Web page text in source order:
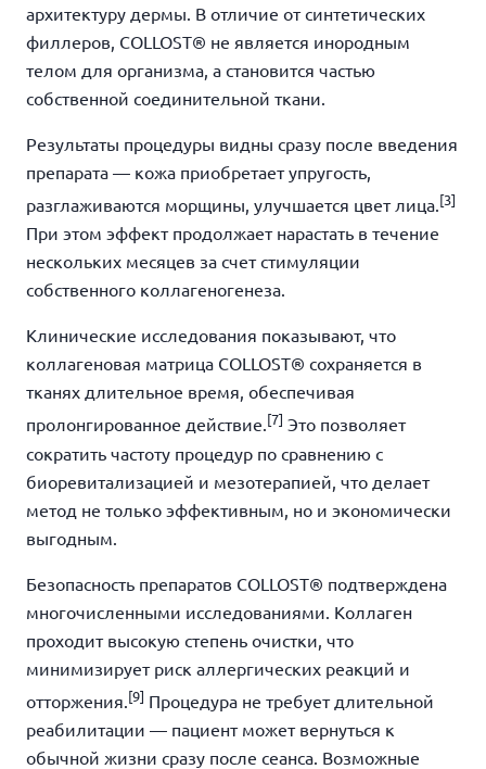
архитектуру дермы. В отличие от синтетических
филлеров, COLLOST® не является инородным
телом для организма, а становится частью
собственной соединительной ткани.
Результаты процедуры видны сразу после введения
препарата — кожа приобретает упругость,
разглаживаются морщины, улучшается цвет лица. [3]
При этом эффект продолжает нарастать в течение
нескольких месяцев за счет стимуляции
собственного коллагеногенеза.
Клинические исследования показывают, что
коллагеновая матрица COLLOST® сохраняется в
тканях длительное время, обеспечивая
пролонгированное действие. [7] Это позволяет
сократить частоту процедур по сравнению с
биоревитализацией и мезотерапией, что делает
метод не только эффективным, но и экономически
выгодным.
Безопасность препаратов COLLOST® подтверждена
многочисленными исследованиями. Коллаген
проходит высокую степень очистки, что
минимизирует риск аллергических реакций и
отторжения.[9] Процедура не требует длительной
реабилитации — пациент может вернуться к
обычной жизни сразу после сеанса. Возможные